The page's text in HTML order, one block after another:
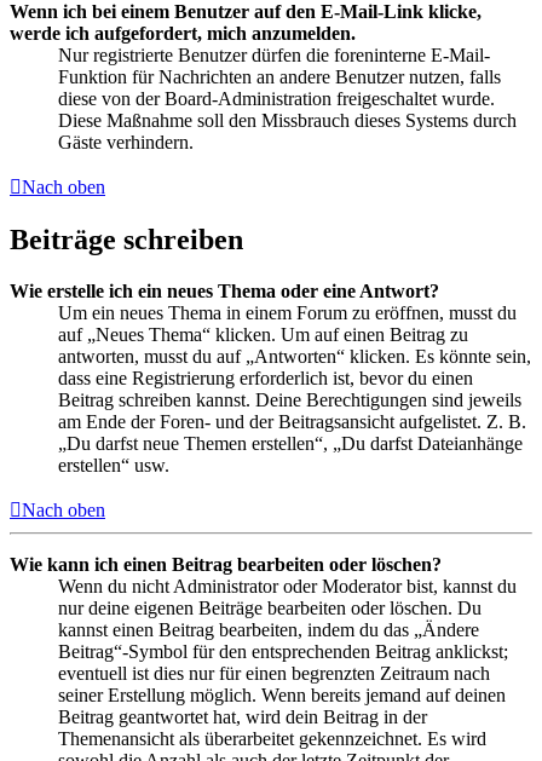
Wenn ich bei einem Benutzer auf den E-Mail-Link klicke,
werde ich aufgefordert, mich anzumelden.
Nur registrierte Benutzer dürfen die foreninterne E-Mail-
Funktion für Nachrichten an andere Benutzer nutzen, falls
diese von der Board-Administration freigeschaltet wurde.
Diese Maßnahme soll den Missbrauch dieses Systems durch
Gäste verhindern.
Nach oben
Beiträge schreiben
Wie erstelle ich ein neues Thema oder eine Antwort?
Um ein neues Thema in einem Forum zu eröffnen, musst du
auf „Neues Thema“ klicken. Um auf einen Beitrag zu
antworten, musst du auf „Antworten“ klicken. Es könnte sein,
dass eine Registrierung erforderlich ist, bevor du einen
Beitrag schreiben kannst. Deine Berechtigungen sind jeweils
am Ende der Foren- und der Beitragsansicht aufgelistet. Z. B.
„Du darfst neue Themen erstellen“, „Du darfst Dateianhänge
erstellen“ usw.
Nach oben
Wie kann ich einen Beitrag bearbeiten oder löschen?
Wenn du nicht Administrator oder Moderator bist, kannst du
nur deine eigenen Beiträge bearbeiten oder löschen. Du
kannst einen Beitrag bearbeiten, indem du das „Ändere
Beitrag“-Symbol für den entsprechenden Beitrag anklickst;
eventuell ist dies nur für einen begrenzten Zeitraum nach
seiner Erstellung möglich. Wenn bereits jemand auf deinen
Beitrag geantwortet hat, wird dein Beitrag in der
Themenansicht als überarbeitet gekennzeichnet. Es wird